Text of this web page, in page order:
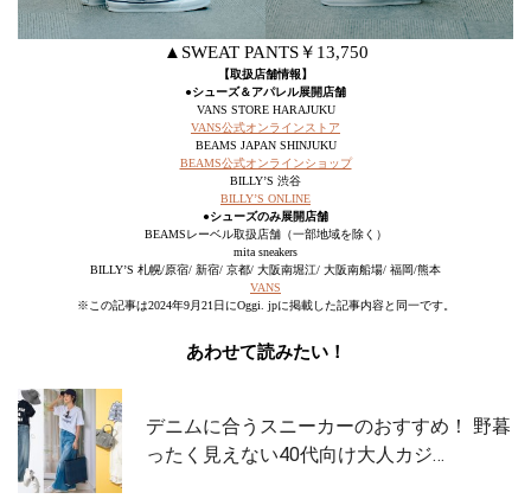
▲SWEAT PANTS￥13,750
【取扱店舗情報】
●シューズ＆アパレル展開店舗
VANS STORE HARAJUKU
VANS公式オンラインストア
BEAMS JAPAN SHINJUKU
BEAMS公式オンラインショップ
BILLY’S 渋谷
BILLY’S ONLINE
●シューズのみ展開店舗
BEAMSレーベル取扱店舗（一部地域を除く）
mita sneakers
BILLY’S 札幌/原宿/ 新宿/ 京都/ 大阪南堀江/ 大阪南船場/ 福岡/熊本
VANS
※この記事は2024年9月21日にOggi. jpに掲載した記事内容と同一です。
あわせて読みたい！
デニムに合うスニーカーのおすすめ！ 野暮
ったく見えない40代向け大人カジ…